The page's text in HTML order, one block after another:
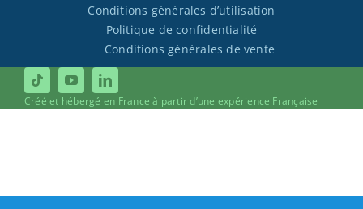
Conditions générales d’utilisation
Politique de confidentialité
Conditions générales de vente
Créé et hébergé en France à partir d’une expérience Française